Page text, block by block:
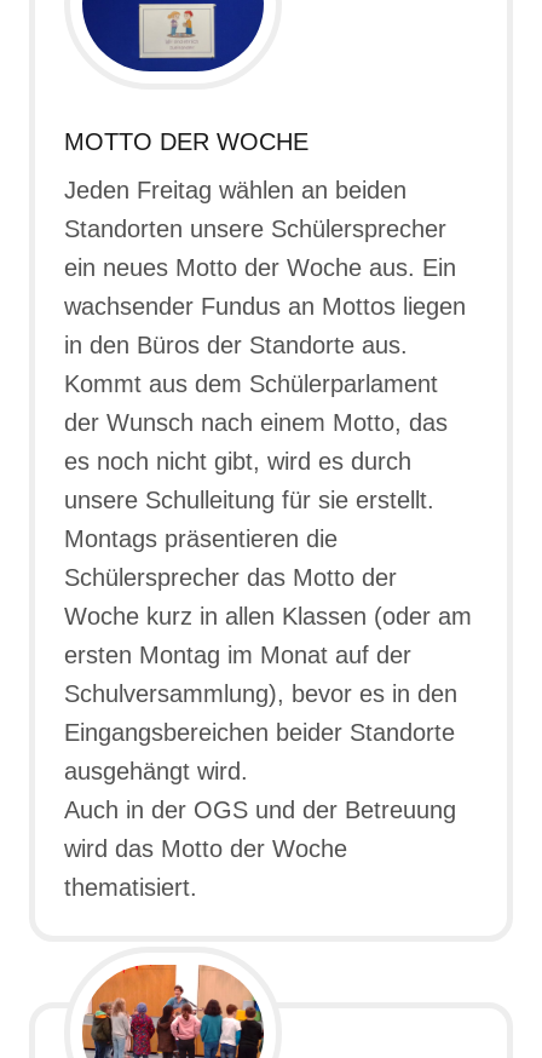
MOTTO DER WOCHE
Jeden Freitag wählen an beiden
Standorten unsere Schülersprecher
ein neues Motto der Woche aus. Ein
wachsender Fundus an Mottos liegen
in den Büros der Standorte aus.
Kommt aus dem Schülerparlament
der Wunsch nach einem Motto, das
es noch nicht gibt, wird es durch
unsere Schulleitung für sie erstellt.
Montags präsentieren die
Schülersprecher das Motto der
Woche kurz in allen Klassen (oder am
ersten Montag im Monat auf der
Schulversammlung), bevor es in den
Eingangsbereichen beider Standorte
ausgehängt wird.
Auch in der OGS und der Betreuung
wird das Motto der Woche
thematisiert.